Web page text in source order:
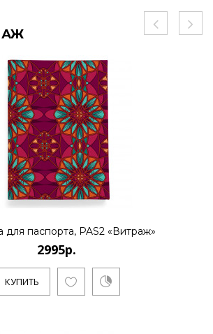
паспорта, PAS2 «Витраж»
2995р.
КУПИТЬ